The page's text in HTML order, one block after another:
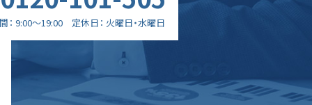
9:00～19:00 定休日 火曜日・水曜日